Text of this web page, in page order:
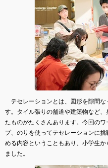
テセレーションとは、図形を隙間
す。タイル張りの舗道や建築物など
たものがたくさんあります。今回の
プ、のりを使ってテセレーションに
める内容ということもあり、小学生
ました。